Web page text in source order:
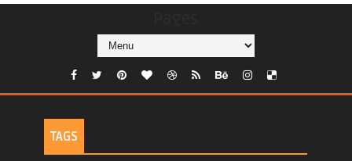
TAGS